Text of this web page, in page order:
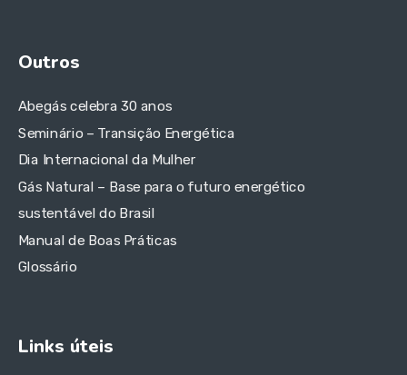
Outros
Abegás celebra 30 anos
Seminário – Transição Energética
Dia Internacional da Mulher
Gás Natural – Base para o futuro energético
sustentável do Brasil
Manual de Boas Práticas
Glossário
Links úteis